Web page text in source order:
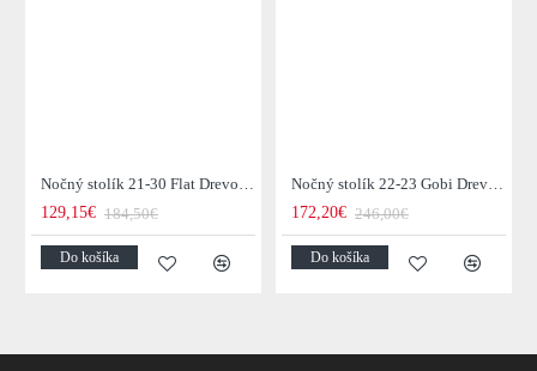
Nočný stolík 21-30 Flat Drevo Acacia
129,15€ 184,50€
Do košíka
Nočný stolík 22-23 Gobi Drevo Mango
172,20€ 246,00€
Do košíka